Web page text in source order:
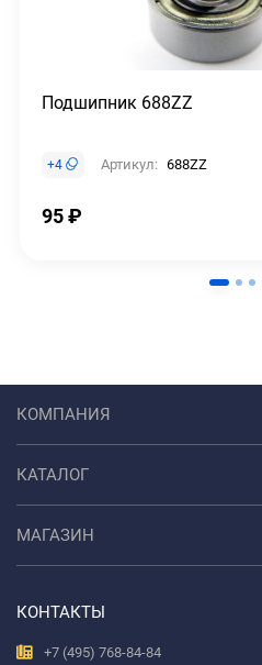
Подшипник 688ZZ
+4 Артикул: 688ZZ
95₽
КОМПАНИЯ
КАТАЛОГ
МАГАЗИН
КОНТАКТЫ
+7 (495) 768-84-84